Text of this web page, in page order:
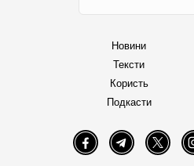
Новини
Тексти
Користь
Подкасти
FacebookTelegramTwitter